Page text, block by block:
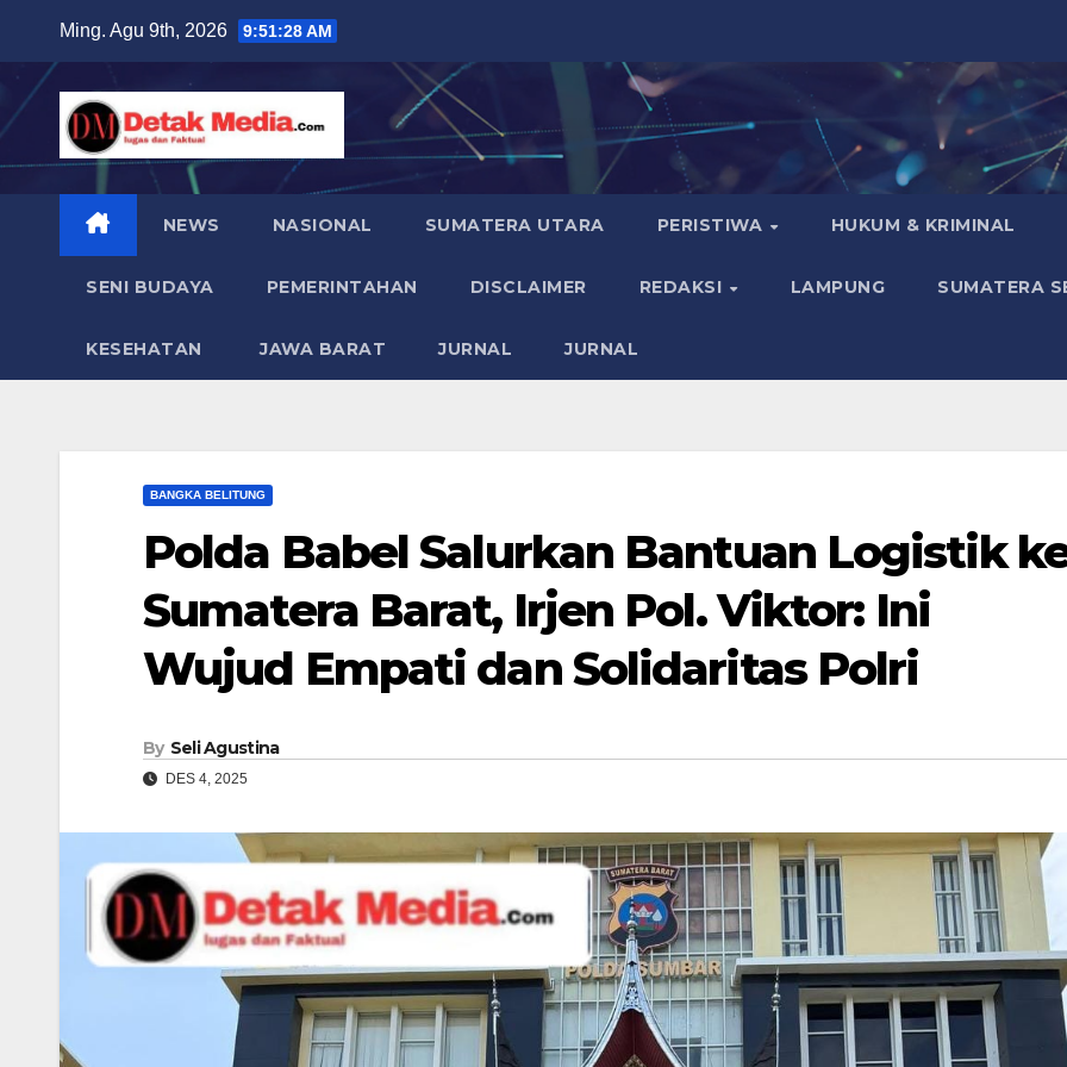
content
Ming. Agu 9th, 2026 9:51:30 AM
NEWS NASIONAL SUMATERA UTARA PERISTIWA HUKUM & KRIMINAL
SENI BUDAYA PEMERINTAHAN DISCLAIMER REDAKSI LAMPUNG SUMATERA
KESEHATAN JAWA BARAT JURNAL JURNAL
BANGKA BELITUNG
Polda Babel Salurkan Bantuan Logistik
Sumatera Barat, Irjen Pol. Viktor: Ini
Wujud Empati dan Solidaritas Polri
By Seli Agustina
DES 4, 2025